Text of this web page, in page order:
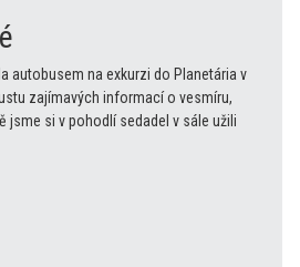
autobusem na exkurzi do Planetária v
zajímavých informací o vesmíru,
jsme si v pohodlí sedadel v sále užili